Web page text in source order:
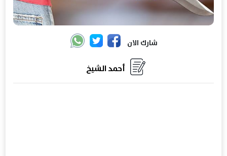
شارك الان
أحمد الشيخ